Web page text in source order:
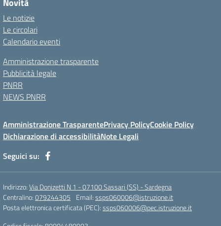
Novità
Le notizie
Le circolari
Calendario eventi
Amministrazione trasparente
Pubblicità legale
PNRR
NEWS PNRR
Amministrazione TrasparentePrivacy PolicyCookie Policy
Dichiarazione di accessibilitàNote Legali
Seguici su:
Indirizzo:Via Donizetti N 1 - 07100 Sassari (SS) - Sardegna
Centralino:079244305 Email:ssps060006@istruzione.it
Posta elettronica certificata (PEC):ssps060006@pec.istruzione.it